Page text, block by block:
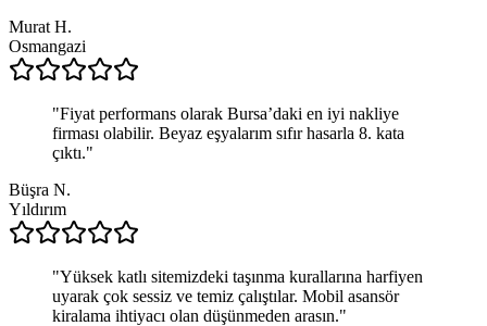
Murat H.
Osmangazi
"Fiyat performans olarak Bursa’daki en iyi nakliye
firması olabilir. Beyaz eşyalarım sıfır hasarla 8. kata
çıktı."
Büşra N.
Yıldırım
"Yüksek katlı sitemizdeki taşınma kurallarına harfiyen
uyarak çok sessiz ve temiz çalıştılar. Mobil asansör
kiralama ihtiyacı olan düşünmeden arasın."